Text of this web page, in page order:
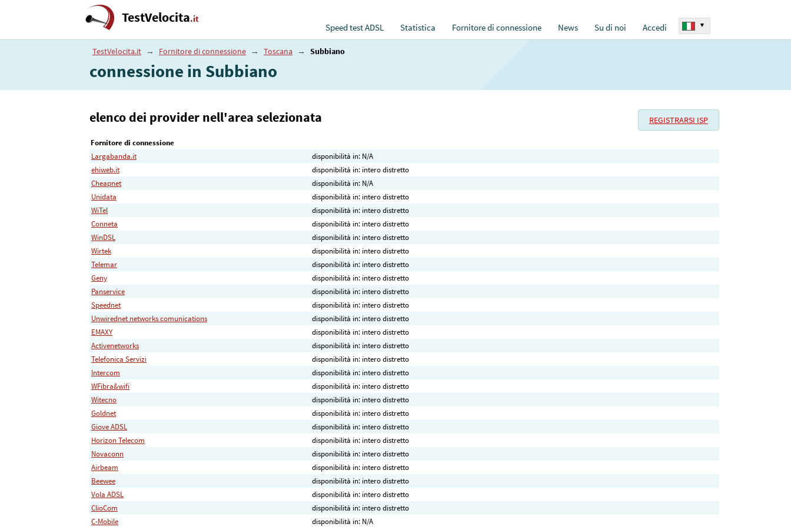
TestVelocita.it
Speed test ADSL Statistica Fornitore di connessione News Su di noi Accedi ▾
TestVelocita.it → Fornitore di connessione → Toscana → Subbiano
connessione in Subbiano
REGISTRARSI ISP
elenco dei provider nell'area selezionata
Fornitore di connessione
Largabanda.it
disponibilità in: N/A
ehiweb.it
disponibilità in: intero distretto
Cheapnet
disponibilità in: N/A
Unidata
disponibilità in: intero distretto
WiTel
disponibilità in: intero distretto
Conneta
disponibilità in: intero distretto
WinDSL
disponibilità in: intero distretto
Wirtek
disponibilità in: intero distretto
Telemar
disponibilità in: intero distretto
Geny
disponibilità in: intero distretto
Panservice
disponibilità in: intero distretto
Speednet
disponibilità in: intero distretto
Unwirednet networks comunications
disponibilità in: intero distretto
EMAXY
disponibilità in: intero distretto
Activenetworks
disponibilità in: intero distretto
Telefonica Servizi
disponibilità in: intero distretto
Intercom
disponibilità in: intero distretto
WFibra&wifi
disponibilità in: intero distretto
Witecno
disponibilità in: intero distretto
Goldnet
disponibilità in: intero distretto
Giove ADSL
disponibilità in: intero distretto
Horizon Telecom
disponibilità in: intero distretto
Novaconn
disponibilità in: intero distretto
Airbeam
disponibilità in: intero distretto
Beewee
disponibilità in: intero distretto
Vola ADSL
disponibilità in: intero distretto
ClioCom
disponibilità in: intero distretto
C-Mobile
disponibilità in: N/A